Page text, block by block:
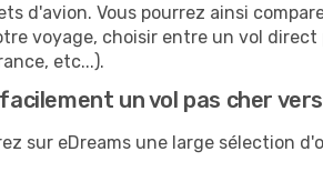
d'avion. Vous pourrez ainsi
voyage, choisir entre un vol
etc...).
un vol pas cher
sur eDreams une large sélection